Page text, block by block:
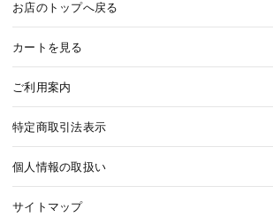
お店のトップへ戻る
カートを見る
ご利用案内
特定商取引法表示
個人情報の取扱い
サイトマップ